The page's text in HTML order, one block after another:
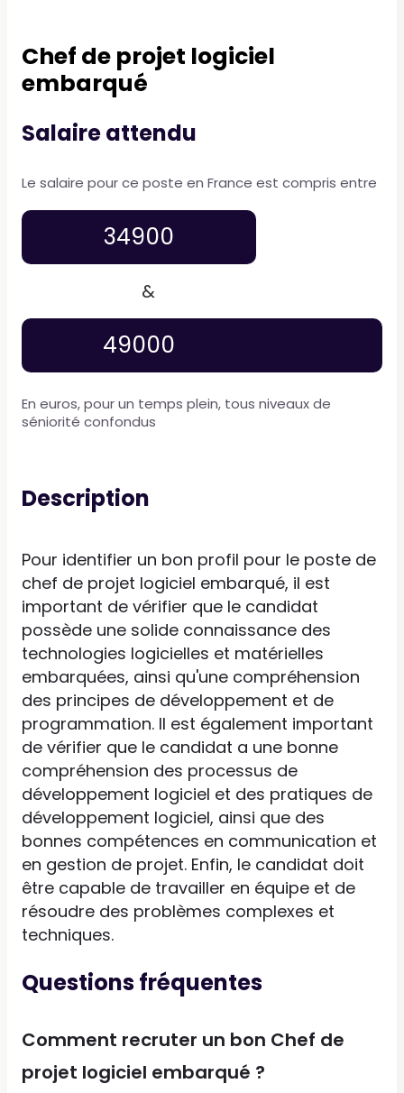
Chef de projet logiciel
embarqué
Salaire attendu
Le salaire pour ce poste en France est compris entre
34900
&
49000
En euros, pour un temps plein, tous niveaux de
séniorité confondus
Description
Pour identifier un bon profil pour le poste de
chef de projet logiciel embarqué, il est
important de vérifier que le candidat
possède une solide connaissance des
technologies logicielles et matérielles
embarquées, ainsi qu'une compréhension
des principes de développement et de
programmation. Il est également important
de vérifier que le candidat a une bonne
compréhension des processus de
développement logiciel et des pratiques de
développement logiciel, ainsi que des
bonnes compétences en communication et
en gestion de projet. Enfin, le candidat doit
être capable de travailler en équipe et de
résoudre des problèmes complexes et
techniques.
Questions fréquentes
Comment recruter un bon Chef de
projet logiciel embarqué ?